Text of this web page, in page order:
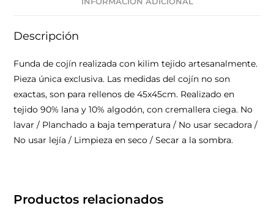
Descripción
Funda de cojín realizada con kilim tejido artesanalmente.
Pieza única exclusiva. Las medidas del cojín no son
exactas, son para rellenos de 45x45cm. Realizado en
tejido 90% lana y 10% algodón, con cremallera ciega. No
lavar / Planchado a baja temperatura / No usar secadora /
No usar lejía / Limpieza en seco / Secar a la sombra.
Productos relacionados